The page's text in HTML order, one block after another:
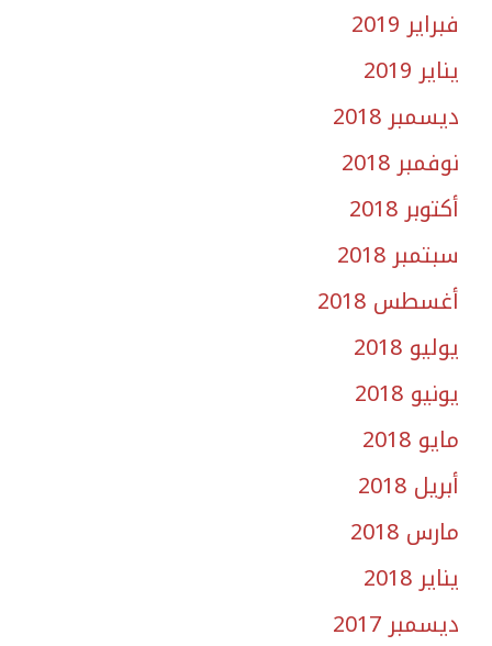
فبراير 2019
يناير 2019
ديسمبر 2018
نوفمبر 2018
أكتوبر 2018
سبتمبر 2018
أغسطس 2018
يوليو 2018
يونيو 2018
مايو 2018
أبريل 2018
مارس 2018
يناير 2018
ديسمبر 2017